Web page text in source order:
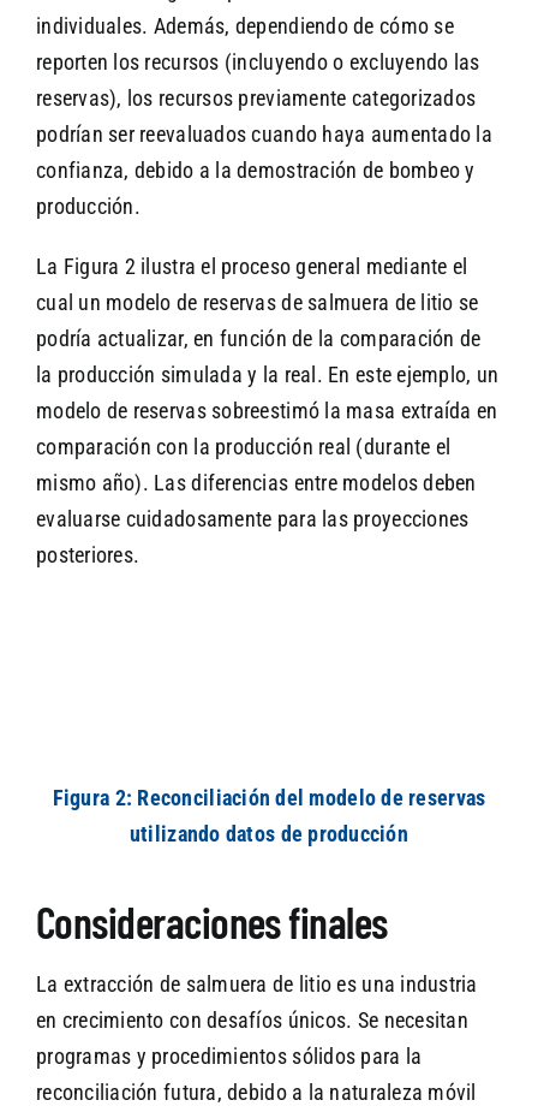
individuales. Además, dependiendo de cómo se
reporten los recursos (incluyendo o excluyendo las
reservas), los recursos previamente categorizados
podrían ser reevaluados cuando haya aumentado la
confianza, debido a la demostración de bombeo y
producción.
La Figura 2 ilustra el proceso general mediante el
cual un modelo de reservas de salmuera de litio se
podría actualizar, en función de la comparación de
la producción simulada y la real. En este ejemplo, un
modelo de reservas sobreestimó la masa extraída en
comparación con la producción real (durante el
mismo año). Las diferencias entre modelos deben
evaluarse cuidadosamente para las proyecciones
posteriores.
Figura 2: Reconciliación del modelo de reservas
utilizando datos de producción
Consideraciones finales
La extracción de salmuera de litio es una industria
en crecimiento con desafíos únicos. Se necesitan
programas y procedimientos sólidos para la
reconciliación futura, debido a la naturaleza móvil